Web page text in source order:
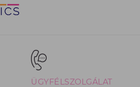
ÜGYFÉLSZOLGÁLAT